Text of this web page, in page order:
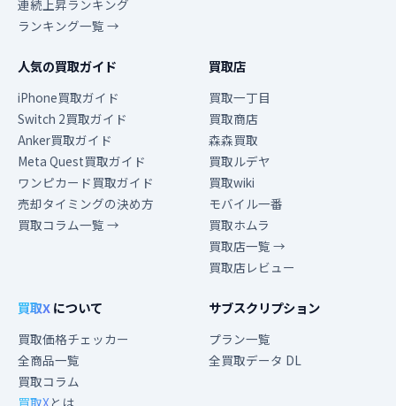
連続上昇ランキング
ランキング一覧 →
人気の買取ガイド
iPhone買取ガイド
Switch 2買取ガイド
Anker買取ガイド
Meta Quest買取ガイド
ワンピカード買取ガイド
売却タイミングの決め方
買取コラム一覧 →
買取店
買取一丁目
買取商店
森森買取
買取ルデヤ
買取wiki
モバイル一番
買取ホムラ
買取店一覧 →
買取店レビュー
買取Xについて
買取価格チェッカー
全商品一覧
買取コラム
買取Xとは
サブスクリプション
プラン一覧
全買取データ DL